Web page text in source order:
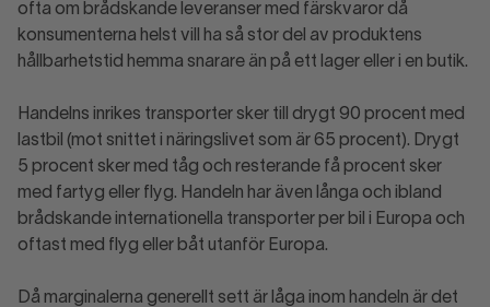
ofta om brådskande leveranser med färskvaror då
konsumenterna helst vill ha så stor del av produktens
hållbarhetstid hemma snarare än på ett lager eller i en butik.
Handelns inrikes transporter sker till drygt 90 procent med
lastbil (mot snittet i näringslivet som är 65 procent). Drygt
5 procent sker med tåg och resterande få procent sker
med fartyg eller flyg. Handeln har även långa och ibland
brådskande internationella transporter per bil i Europa och
oftast med flyg eller båt utanför Europa.
Då marginalerna generellt sett är låga inom handeln är det